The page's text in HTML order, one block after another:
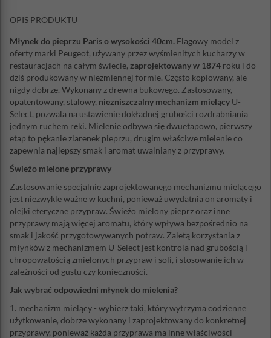
OPIS PRODUKTU
Młynek do pieprzu Paris o wysokości 40cm. Flagowy model z
oferty marki Peugeot, używany przez wyśmienitych kucharzy w
restauracjach na całym świecie, zaprojektowany w 1874 roku i do
dziś produkowany w niezmiennej formie. Często kopiowany, ale
nigdy dobrze. Wykonany z drewna bukowego. Zastosowany,
opatentowany, stalowy, niezniszczalny mechanizm mielący U-
Select, pozwala na ustawienie dokładnej grubości rozdrabniania
jednym ruchem ręki. Mielenie odbywa się dwuetapowo, pierwszy
etap to pękanie ziarenek pieprzu, drugim właściwe mielenie co
zapewnia najlepszy smak i aromat uwalniany z przyprawy.
Świeżo mielone przyprawy
Zastosowanie specjalnie zaprojektowanego mechanizmu mielącego
jest niezwykle ważne w kuchni, ponieważ uwydatnia on aromaty i
olejki eteryczne przypraw. Świeżo mielony pieprz oraz inne
przyprawy mają więcej aromatu, który wpływa bezpośrednio na
smak i jakość przygotowywanych potraw. Zaletą korzystania z
młynków z mechanizmem U-Select jest kontrola nad grubością i
chropowatością zmielonych przypraw i soli, i stosowanie ich w
zależności od gustu czy konieczności.
Jak wybrać odpowiedni młynek do mielenia?
1. mechanizm mielący - wybierz taki, który wytrzyma codzienne
użytkowanie, dobrze wykonany i zaprojektowany do konkretnej
przyprawy, ponieważ każda przyprawa ma inne właściwości